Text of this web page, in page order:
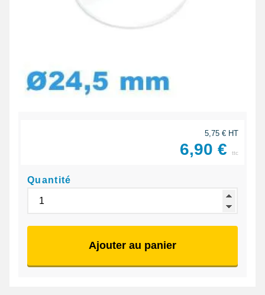
5,75 € HT
6,90 € ttc
Quantité
Ajouter au panier